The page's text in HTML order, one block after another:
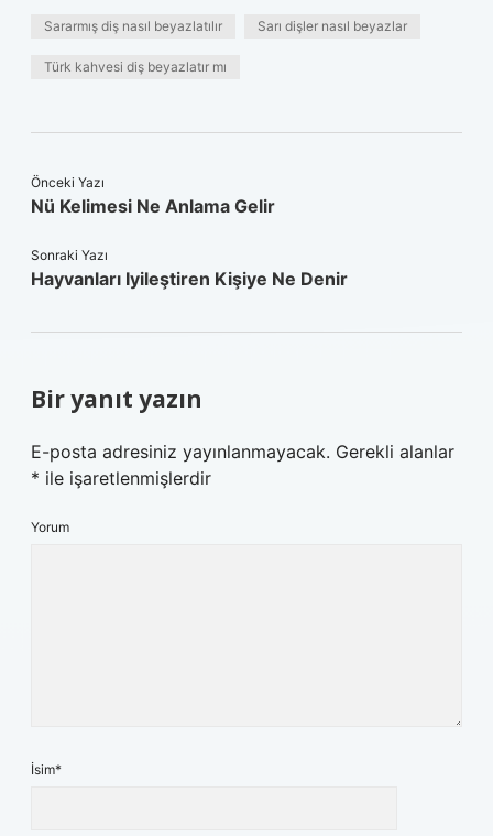
Sararmış diş nasıl beyazlatılır Sarı dişler nasıl beyazlar
Türk kahvesi diş beyazlatır mı
Önceki Yazı
Nü Kelimesi Ne Anlama Gelir
Sonraki Yazı
Hayvanları Iyileştiren Kişiye Ne Denir
Bir yanıt yazın
E-posta adresiniz yayınlanmayacak. Gerekli alanlar
* ile işaretlenmişlerdir
Yorum
İsim*